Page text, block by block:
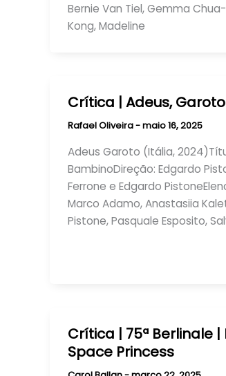
Bernie Van Tiel, Gemma
Kong, Madeline
Crítica | Adeus, Garoto
Rafael Oliveira-maio 16, 2025
Adeus Garoto (Itália,
BambinoDireção: Edgardo
Ferrone e Edgardo
Marco Adamo, Anastasiia
Pistone, Pasquale Esposito,
Crítica | 75ª Berlinale |
Space Princess